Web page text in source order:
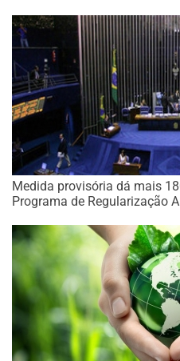
Medida provisória dá mais
Programa de Regularização